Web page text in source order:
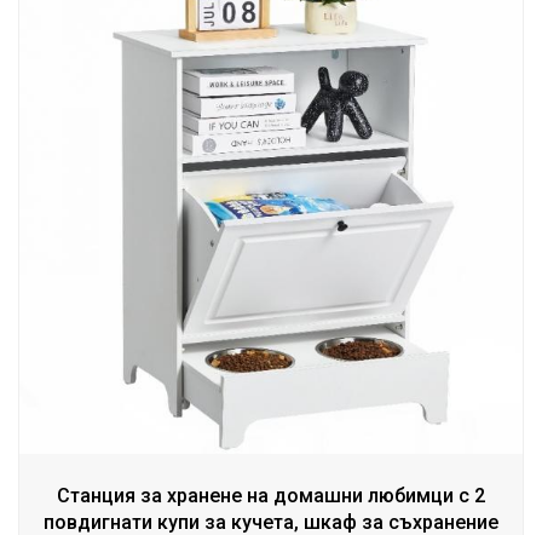
Станция за хранене на домашни любимци с 2
повдигнати купи за кучета, шкаф за съхранение